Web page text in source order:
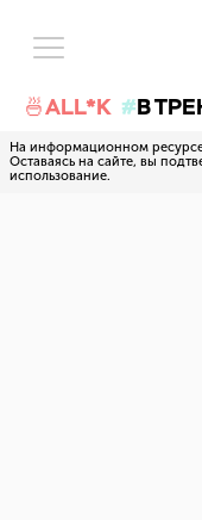
🍜ALL*K В
На информационном
Оставаясь на сайте, вы
использование.